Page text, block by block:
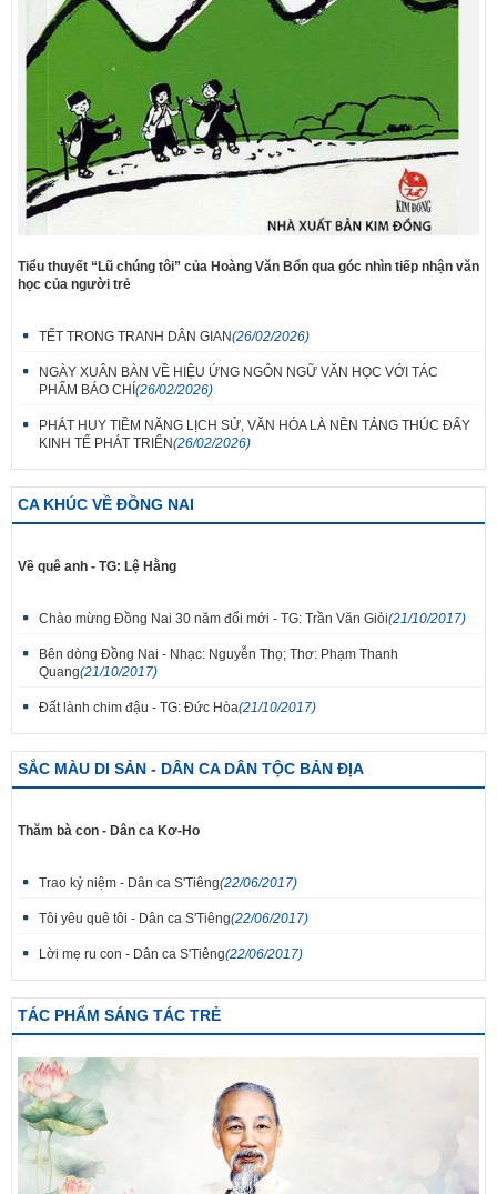
Tiểu thuyết “Lũ chúng tôi” của Hoàng Văn Bổn qua góc nhìn tiếp nhận văn
học của người trẻ
TẾT TRONG TRANH DÂN GIAN(26/02/2026)
NGÀY XUÂN BÀN VỀ HIỆU ỨNG NGÔN NGỮ VĂN HỌC VỚI TÁC
PHẨM BÁO CHÍ(26/02/2026)
PHÁT HUY TIỀM NĂNG LỊCH SỬ, VĂN HÓA LÀ NỀN TẢNG THÚC ĐẨY
KINH TẾ PHÁT TRIỂN(26/02/2026)
CA KHÚC VỀ ĐỒNG NAI
Về quê anh - TG: Lệ Hằng
Chào mừng Đồng Nai 30 năm đổi mới - TG: Trần Văn Giỏi(21/10/2017)
Bên dòng Đồng Nai - Nhạc: Nguyễn Thọ; Thơ: Phạm Thanh
Quang(21/10/2017)
Đất lành chim đậu - TG: Đức Hòa(21/10/2017)
SẮC MÀU DI SẢN - DÂN CA DÂN TỘC BẢN ĐỊA
Thăm bà con - Dân ca Kơ-Ho
Trao kỷ niệm - Dân ca S'Tiêng(22/06/2017)
Tôi yêu quê tôi - Dân ca S'Tiêng(22/06/2017)
Lời mẹ ru con - Dân ca S'Tiêng(22/06/2017)
TÁC PHẨM SÁNG TÁC TRẺ